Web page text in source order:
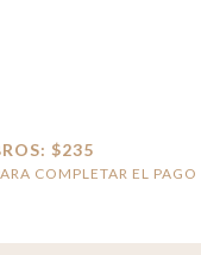
$235
COMPLETAR EL PAGO